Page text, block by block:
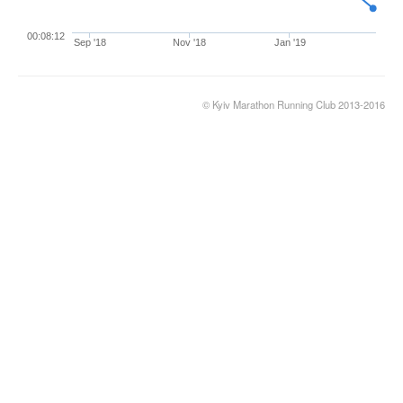
Sep '18 Nov '18 Jan '19
00:08:12
© Kyiv Marathon Running Club 2013-2016